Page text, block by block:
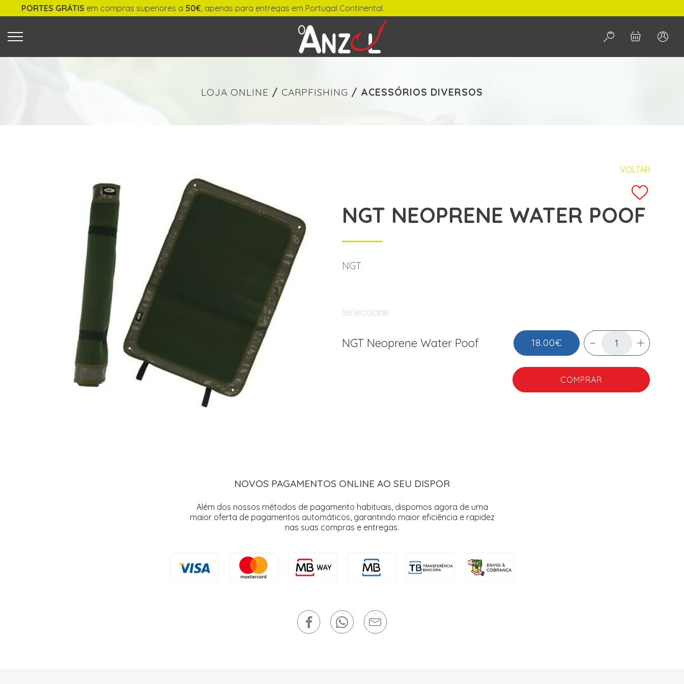
O QUE PROCURA?
€ min./max.
PORTES GRÁTISem compras superiores a50€, apenas para entregas em Portugal Continental.
LOJA ONLINE / CARPFISHING / ACESSÓRIOS DIVERSOS
VOLTAR
NGT NEOPRENE WATER POOF
NGT
seleccione
NGT Neoprene Water Poof 18.00€
COMPRAR
NOVOS PAGAMENTOS ONLINE AO SEU DISPOR
Além dos nossos métodos de pagamento habituais, dispomos agora de uma
maior oferta de pagamentos automáticos, garantindo maior eficiência e rapidez
nas suas compras e entregas.